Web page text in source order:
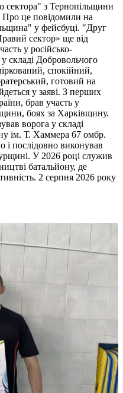
сектора" з Тернопільщини
це повідомили на
у фейсбуці. "Друг
сектор» ще від
у російсько-
складі Добровольчого
спокійний,
готовий на
у заяві. З перших
брав участь у
боях за Харківщину.
ворога у складі
ім. Т. Хаммера 67 омбр.
і послідовно виконував
У 2026 році служив
батальйону, де
2 серпня 2026 року